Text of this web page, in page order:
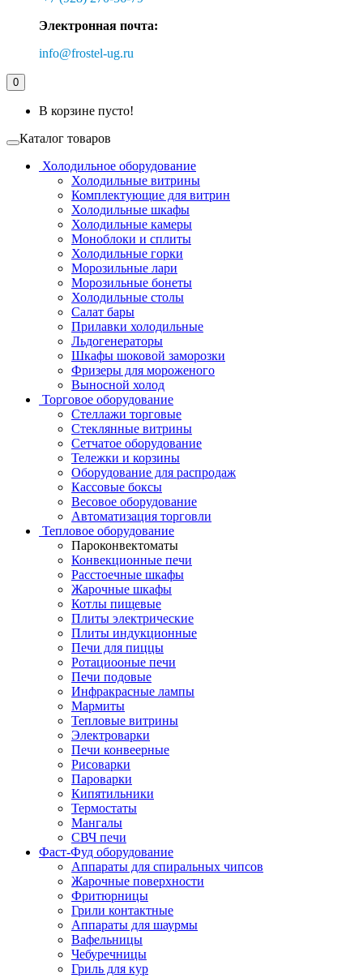
Электронная почта:
info@frostel-ug.ru
0
В корзине пусто!
Каталог товаров
Холодильное оборудование
Холодильные витрины
Комплектующие для витрин
Холодильные шкафы
Холодильные камеры
Моноблоки и сплиты
Холодильные горки
Морозильные лари
Морозильные бонеты
Холодильные столы
Салат бары
Прилавки холодильные
Льдогенераторы
Шкафы шоковой заморозки
Фризеры для мороженого
Выносной холод
Торговое оборудование
Стеллажи торговые
Стеклянные витрины
Сетчатое оборудование
Тележки и корзины
Оборудование для распродаж
Кассовые боксы
Весовое оборудование
Автоматизация торговли
Тепловое оборудование
Пароконвектоматы
Конвекционные печи
Расстоечные шкафы
Жарочные шкафы
Котлы пищевые
Плиты электрические
Плиты индукционные
Печи для пиццы
Ротациооные печи
Печи подовые
Инфракрасные лампы
Мармиты
Тепловые витрины
Электроварки
Печи конвеерные
Рисоварки
Пароварки
Кипятильники
Термостаты
Мангалы
СВЧ печи
Фаст-Фуд оборудование
Аппараты для спиральных чипсов
Жарочные поверхности
Фритюрницы
Грили контактные
Аппараты для шаурмы
Вафельницы
Чебуречницы
Гриль для кур